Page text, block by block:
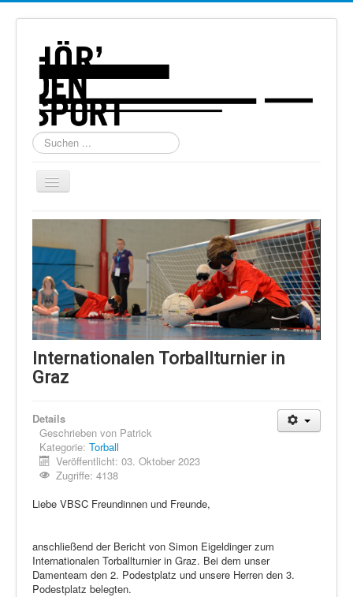
Suchen
...
Navigation
Home
Über uns
Torball
Schießen
Schi Alpin
Schi Nordisch
Laufen
Datenschutz
Internationalen Torballturnier in
Graz
Details
Geschrieben von Patrick
Kategorie: Torball
Veröffentlicht: 03. Oktober 2023
Zugriffe: 4138
Liebe VBSC Freundinnen und Freunde,
anschließend der Bericht von Simon Eigeldinger zum
Internationalen Torballturnier in Graz. Bei dem unser
Damenteam den 2. Podestplatz und unsere Herren den 3.
Podestplatz belegten.